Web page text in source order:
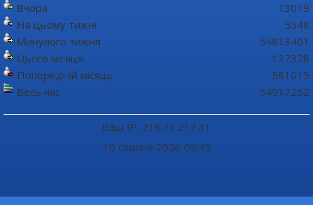
Вчора
На цьому тижні
Минулого тижня
Цього місяця
Попередній місяць
Весь час
13019
5548
54813401
137328
581015
54917252
Ваш IP: 216.73.217.31
10 серпня 2026 09:45